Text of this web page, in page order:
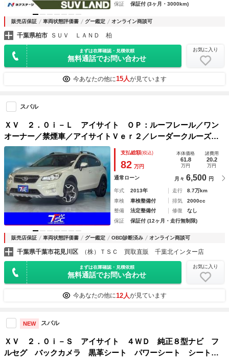
保証
保証付 (3ヶ月・3000km)
販売店保証 車両状態評価書 グー鑑定 オンライン商談可
千葉県柏市 ＳＵＶ ＬＡＮＤ 柏
まずは在庫確認・見積依頼
無料通話でお問い合わせ
お気に入り
今あなたの他に15人が見ています
スバル
ＸＶ ２．０ｉ－Ｌ アイサイト ＯＰ：ルーフレール／ワン
オーナー／禁煙車／アイサイトＶｅｒ２／レーダークルーズコ
ントロール／レーンキープアシスト／カロッツェリアナビ／フ
ルセグ／バックカメラ／パワーシート／ＨＩＤヘッドライト／
ＥＴＣ／
支払総額(税込)
82 万円
本体価格
61.8
万円
諸費用
20.2
万円
通常ローン 月々 6,500 円
年式 2013年 走行
8.7万km
車検
車検整備付 排気
2000cc
整備
法定整備付 修復
なし
保証
保証付 (12ヶ月・走行無制限)
販売店保証 車両状態評価書 グー鑑定 OBD診断済み オンライン商談可
千葉県千葉市花見川区 （株）ＴＳＣ 買取直販 千葉北インター店
まずは在庫確認・見積依頼
無料通話でお問い合わせ
お気に入り
今あなたの他に12人が見ています
NEW スバル
ＸＶ ２．０ｉ－Ｓ アイサイト ４ＷＤ 純正８型ナビ フ
ルセグ バックカメラ 黒革シート パワーシート シートヒ